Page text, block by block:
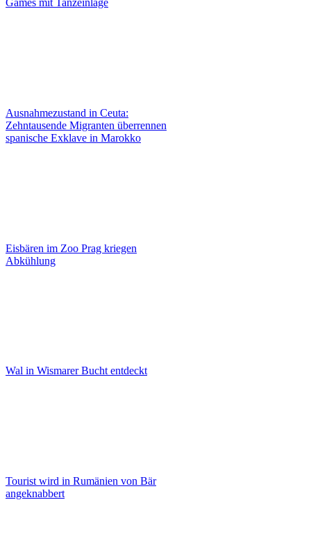
Games mit Tanzeinlage
Ausnahmezustand in Ceuta:
Zehntausende Migranten überrennen
spanische Exklave in Marokko
Eisbären im Zoo Prag kriegen
Abkühlung
Wal in Wismarer Bucht entdeckt
Tourist wird in Rumänien von Bär
angeknabbert